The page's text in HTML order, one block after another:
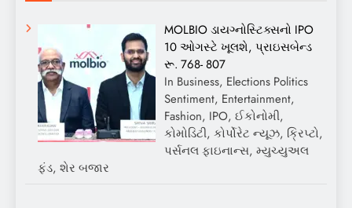
MOLBIO ડાયગ્નોસ્ટિક્સનો IPO
10 ઓગસ્ટે ખૂલશે, પ્રાઇસબેન્ડ
રૂ. 768- 807
In Business, Elections Politics
Sentiment, Entertainment,
Fashion, IPO, ઈકોનોમી,
કોમોડિટી, કોર્પોરેટ ન્યૂઝ, ક્રિપ્ટો,
પર્સનલ ફાઇનાન્સ, મ્યુચ્યુઅલ
ફંડ, શેર બજાર